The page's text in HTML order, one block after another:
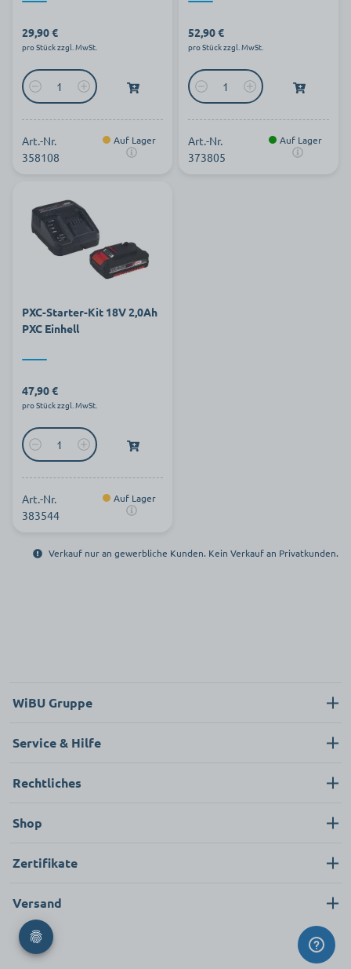
29,90 €
pro Stück zzgl. MwSt.
Art.-Nr.
358108
Auf Lager
52,90 €
pro Stück zzgl. MwSt.
Art.-Nr.
373805
Auf Lager
PXC-Starter-Kit 18V 2,0Ah
PXC Einhell
47,90 €
pro Stück zzgl. MwSt.
Art.-Nr.
383544
Auf Lager
Verkauf nur an gewerbliche Kunden. Kein Verkauf an Privatkunden.
WiBU Gruppe
News
Service & Hilfe
FAQ
Rechtliches
AGB
Shop
Ersatzteile
Zertifikate
Versand